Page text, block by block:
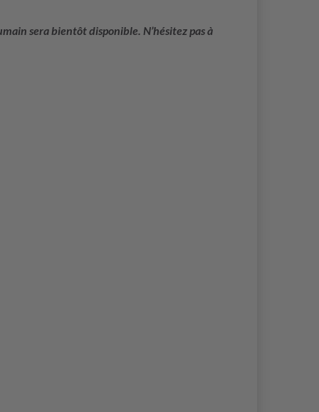
sera bientôt disponible. N’hésitez pas à